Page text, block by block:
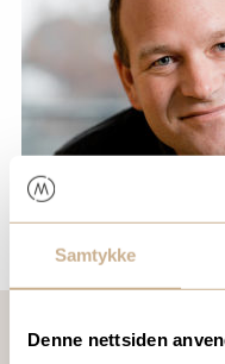
Samtykke
Denne nettsiden